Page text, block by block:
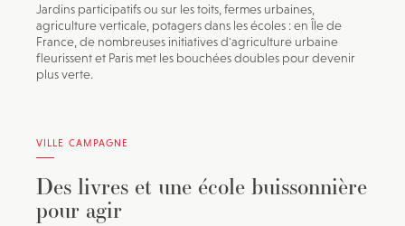
Jardins participatifs ou sur les toits, fermes urbaines,
agriculture verticale, potagers dans les écoles : en Île de
France, de nombreuses initiatives d'agriculture urbaine
fleurissent et Paris met les bouchées doubles pour devenir
plus verte.
VILLE CAMPAGNE
Des livres et une école buissonnière
pour agir